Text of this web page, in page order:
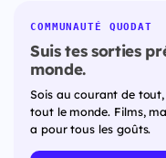
COMMUNAUTÉ QUODAT
Suis tes sorties
monde.
Sois au courant de
tout le monde. Films,
a pour tous les goûts.